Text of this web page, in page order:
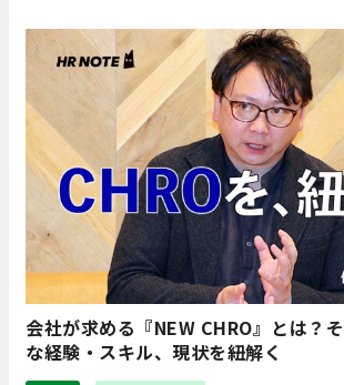
会社が求める『NEW CHRO』とは？
な経験・スキル、現状を紐解く